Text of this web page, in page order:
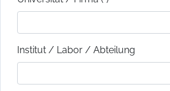
Institut / Labor / Abteilung